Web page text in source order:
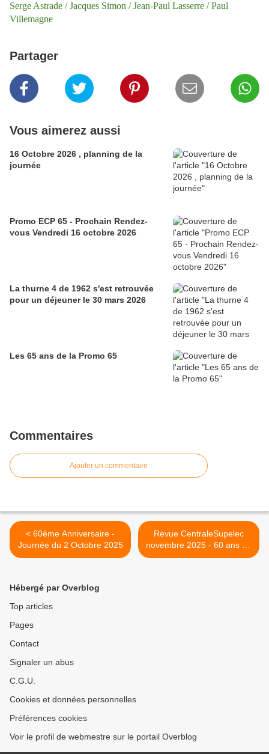
Serge Astrade / Jacques Simon / Jean-Paul Lasserre / Paul
Villemagne
Partager
Vous aimerez aussi
16 Octobre 2026 , planning de la
journée
Promo ECP 65 - Prochain Rendez-
vous Vendredi 16 octobre 2026
La thurne 4 de 1962 s'est retrouvée
pour un déjeuner le 30 mars 2026
Les 65 ans de la Promo 65
Commentaires
Ajouter un commentaire
< 60ème Anniversaire -
Journée du 2 Octobre 2025
Revue CentraleSupelec
novembre 2025 - 60 ans de
la promo ECP 65 >
Hébergé par Overblog
Top articles
Pages
Contact
Signaler un abus
C.G.U.
Cookies et données personnelles
Préférences cookies
Voir le profil de webmestre sur le portail Overblog